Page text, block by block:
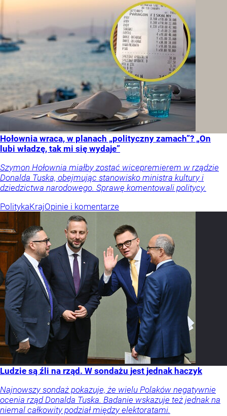
Hołownia wraca, w planach „polityczny zamach”? „On
lubi władzę, tak mi się wydaje”
Szymon Hołownia miałby zostać wicepremierem w rządzie
Donalda Tuska, obejmując stanowisko ministra kultury i
dziedzictwa narodowego. Sprawę komentowali politycy.
PolitykaKrajOpinie i komentarze
Ludzie są źli na rząd. W sondażu jest jednak haczyk
Najnowszy sondaż pokazuje, że wielu Polaków negatywnie
ocenia rząd Donalda Tuska. Badanie wskazuje też jednak na
niemal całkowity podział między elektoratami.